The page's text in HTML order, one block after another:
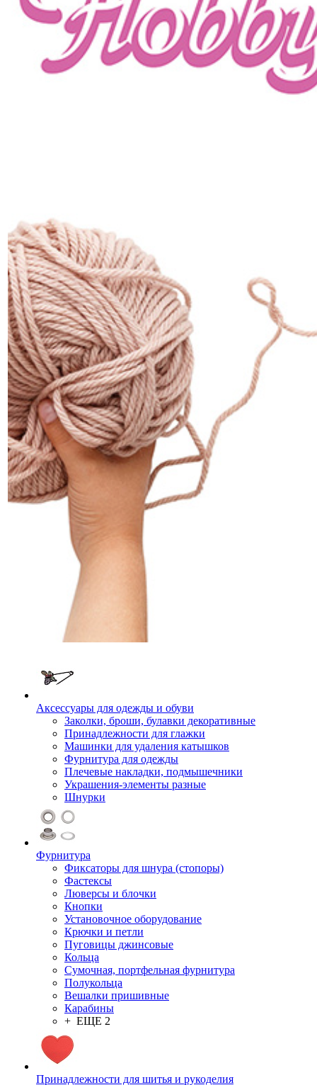
Аксессуары для одежды и обуви
Заколки, броши, булавки декоративные
Принадлежности для глажки
Машинки для удаления катышков
Фурнитура для одежды
Плечевые накладки, подмышечники
Украшения-элементы разные
Шнурки
Фурнитура
Фиксаторы для шнура (стопоры)
Фастексы
Люверсы и блочки
Кнопки
Установочное оборудование
Крючки и петли
Пуговицы джинсовые
Кольца
Сумочная, портфельная фурнитура
Полукольца
Вешалки пришивные
Карабины
+ ЕЩЕ 2
Принадлежности для шитья и рукоделия